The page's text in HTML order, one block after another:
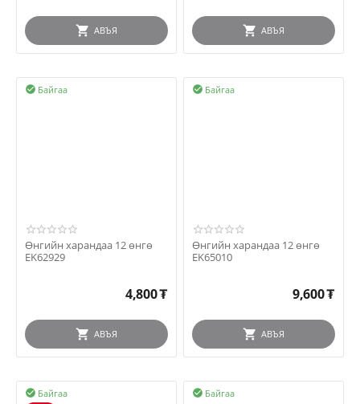
АВЪЯ АВЪЯ
Байгаа

Өнгийн харандаа 12 өнгө
EK62929
4,800₮
АВЪЯ
Байгаа

Өнгийн харандаа 12 өнгө
EK65010
9,600₮
АВЪЯ
Байгаа

Байгаа
